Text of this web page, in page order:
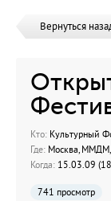
Вернуться
Кто: Культурный
Где: Москва, ММДМ,
Когда: 15.03.09
741 просмотр